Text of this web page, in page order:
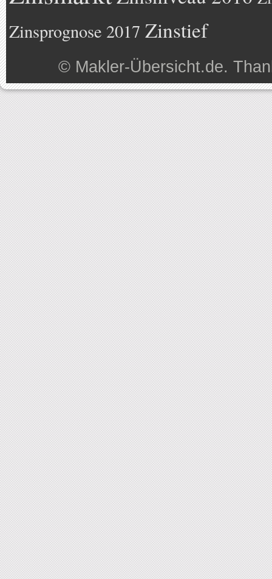
Zinsprognose 2017 Zinstief
© Makler-Übersicht.de.